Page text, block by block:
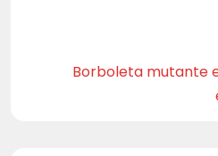
Borboleta mutante